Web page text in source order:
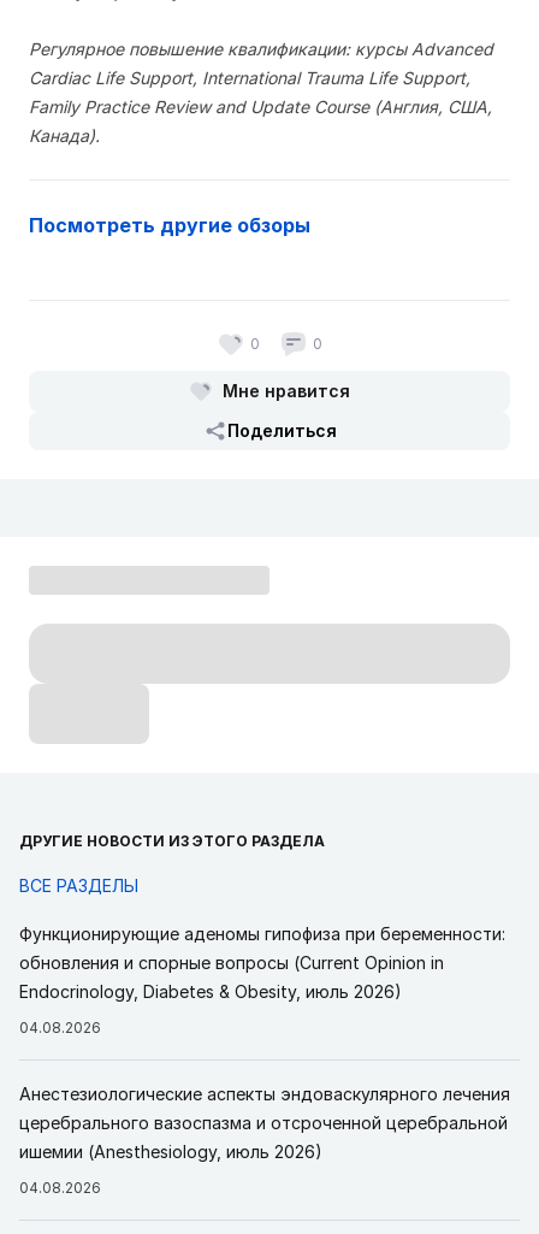
Регулярное повышение квалификации: курсы Advanced
Cardiac Life Support, International Trauma Life Support,
Family Practice Review and Update Course (Англия, США,
Канада).
Посмотреть другие обзоры
0 0
Мне нравится
Поделиться
ДРУГИЕ НОВОСТИ ИЗ ЭТОГО РАЗДЕЛА
ВСЕ РАЗДЕЛЫ
Функционирующие аденомы гипофиза при беременности:
обновления и спорные вопросы (Current Opinion in
Endocrinology, Diabetes & Obesity, июль 2026)
04.08.2026
Анестезиологические аспекты эндоваскулярного лечения
церебрального вазоспазма и отсроченной церебральной
ишемии (Anesthesiology, июль 2026)
04.08.2026